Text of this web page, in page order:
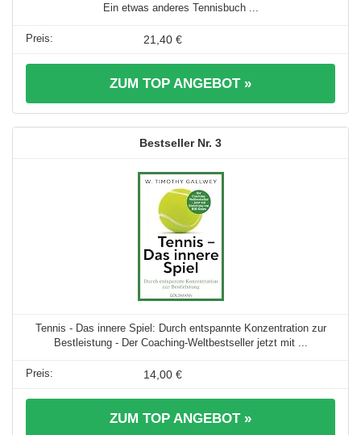
Ein etwas anderes Tennisbuch ...
21,40 €
ZUM TOP ANGEBOT »
3
Tennis - Das innere Spiel: Durch entspannte Konzentration zur
Bestleistung - Der Coaching-Weltbestseller jetzt mit ...
14,00 €
ZUM TOP ANGEBOT »